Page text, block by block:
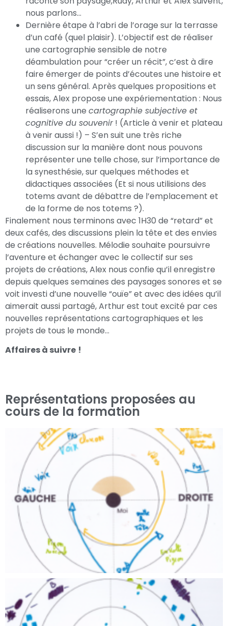
nous parlons…
Dernière étape à l’abri de l’orage sur la terrasse
d’un café (quel plaisir). L’objectif est de réaliser
une cartographie sensible de notre
déambulation pour “créer un récit”, c’est à dire
faire émerger de points d’écoutes une histoire et
un sens général. Après quelques propositions et
essais, Alex propose une expériementation : Nous
réaliserons une cartographie subjective et
cognitive du souvenir! (Article à venir et plateau
à venir aussi !) – S’en suit une très riche
discussion sur la manière dont nous pouvons
représenter une telle chose, sur l’importance de
la synesthésie, sur quelques méthodes et
didactiques associées (Et si nous utilisions des
totems avant de débattre de l’emplacement et
de la forme de nos totems ?).
Finalement nous terminons avec 1H30 de “retard” et
deux cafés, des discussions plein la tête et des envies
de créations nouvelles. Mélodie souhaite poursuivre
l’aventure et échanger avec le collectif sur ses
projets de créations, Alex nous confie qu’il enregistre
depuis quelques semaines des paysages sonores et se
voit investi d’une nouvelle “ouïe” et avec des idées qu’il
aimerait aussi partagé, Arthur est tout excité par ces
nouvelles représentations cartographiques et les
projets de tous le monde…
Affaires à suivre !
Représentations proposées au
cours de la formation